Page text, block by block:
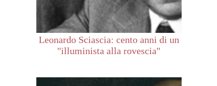
Leonardo Sciascia: cento anni di un
"illuminista alla rovescia"